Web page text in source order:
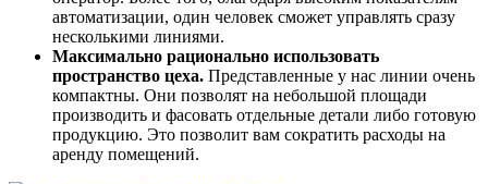
автоматизации, один человек сможет управлять сразу
несколькими линиями.
Максимально рационально использовать
пространство цеха. Представленные у нас линии очень
компактны. Они позволят на небольшой площади
производить и фасовать отдельные детали либо готовую
продукцию. Это позволит вам сократить расходы на
аренду помещений.